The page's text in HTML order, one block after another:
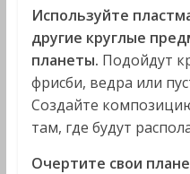
Используйте
другие круглые
планеты. Подойдут
фрисби, ведра или
Создайте
там, где будут
Очертите свои